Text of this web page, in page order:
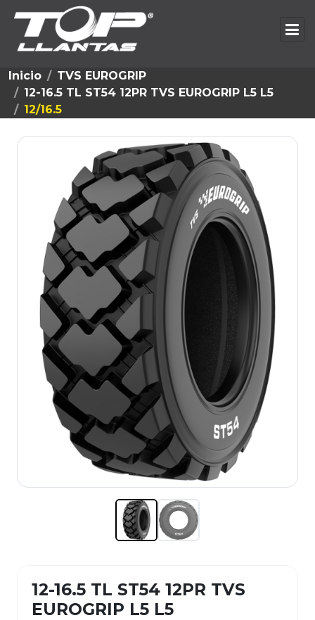
Inicio
TVS EUROGRIP
12-16.5 TL ST54 12PR TVS EUROGRIP L5 L5
12/16.5
12-16.5 TL ST54 12PR TVS
EUROGRIP L5 L5